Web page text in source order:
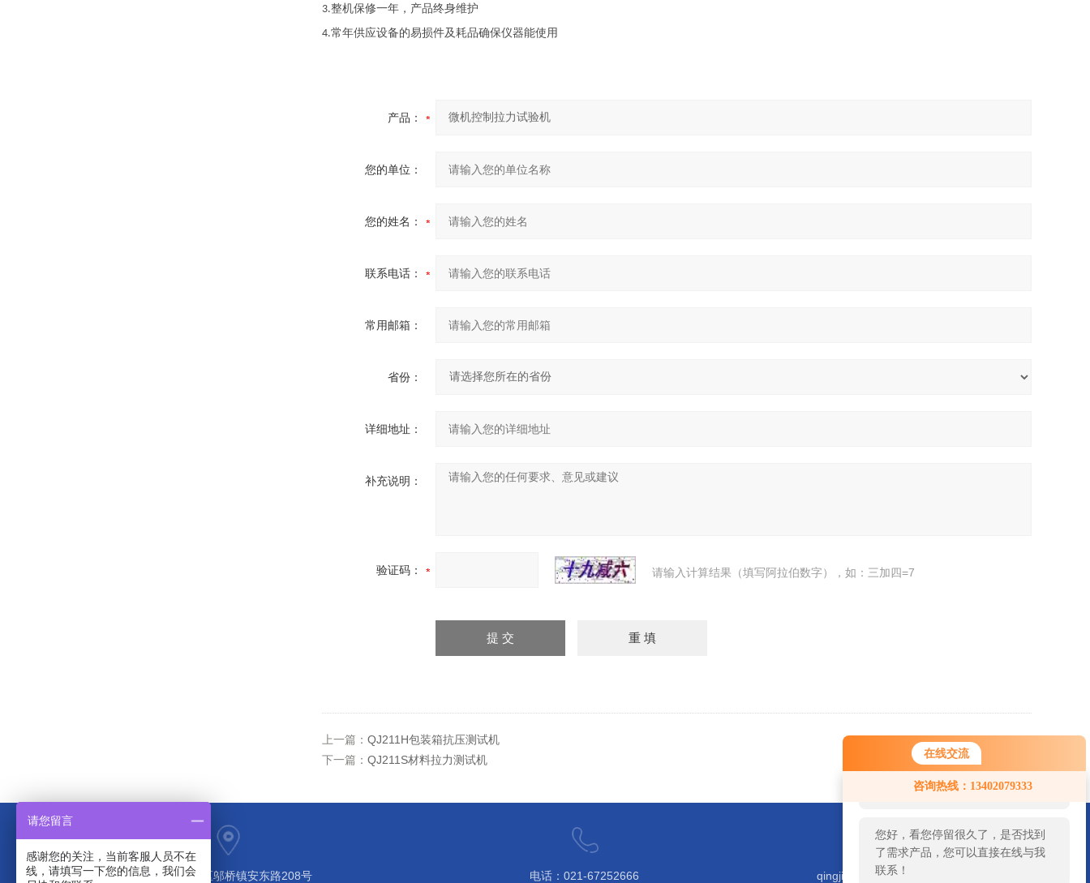
在线交流
咨询热线：13402079333
您好！欢迎前来咨询，很高兴为您
服务，请问您要咨询什么问题呢？
您好，看您停留很久了，是否找到
了需求产品，您可以直接在线与我
联系！
3.整机保修一年，产品终身维护
4.常年供应设备的易损件及耗品确保仪器能使用
产品：
您的单位：
您的姓名：
联系电话：
常用邮箱：
省份：
详细地址：
补充说明：
验证码： 请输入计算结果（填写阿拉伯数字），如：三加四=7
上一篇： QJ211H包装箱抗压测试机
下一篇： QJ211S材料拉力测试机
上海市奉贤区邬桥镇安东路208号 电话：021-67252666 qingjiyiqi@zhongguoqingji.com
请您留言
感谢您的关注，当前客服人员不在
线，请填写一下您的信息，我们会